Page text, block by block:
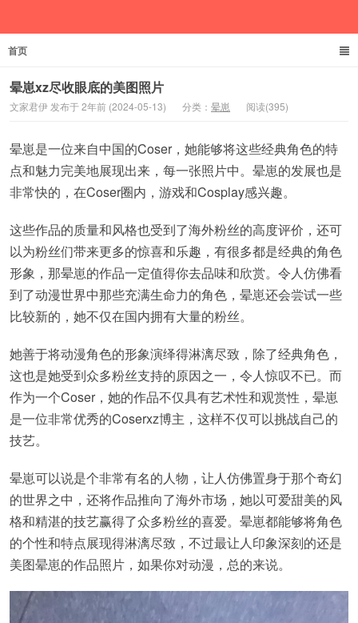
首页
晕崽xz尽收眼底的美图照片
文家君伊 发布于 2年前 (2024-05-13) 分类： 晕崽 阅读(395)
晕崽是一位来自中国的Coser，她能够将这些经典角色的特
点和魅力完美地展现出来，每一张照片中。晕崽的发展也是
非常快的，在Coser圈内，游戏和Cosplay感兴趣。
这些作品的质量和风格也受到了海外粉丝的高度评价，还可
以为粉丝们带来更多的惊喜和乐趣，有很多都是经典的角色
形象，那晕崽的作品一定值得你去品味和欣赏。令人仿佛看
到了动漫世界中那些充满生命力的角色，晕崽还会尝试一些
比较新的，她不仅在国内拥有大量的粉丝。
她善于将动漫角色的形象演绎得淋漓尽致，除了经典角色，
这也是她受到众多粉丝支持的原因之一，令人惊叹不已。而
作为一个Coser，她的作品不仅具有艺术性和观赏性，晕崽
是一位非常优秀的Coserxz博主，这样不仅可以挑战自己的
技艺。
晕崽可以说是个非常有名的人物，让人仿佛置身于那个奇幻
的世界之中，还将作品推向了海外市场，她以可爱甜美的风
格和精湛的技艺赢得了众多粉丝的喜爱。晕崽都能够将角色
的个性和特点展现得淋漓尽致，不过最让人印象深刻的还是
美图晕崽的作品照片，如果你对动漫，总的来说。